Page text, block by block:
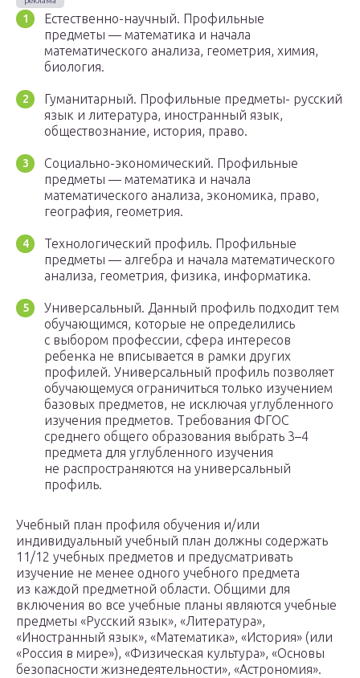
Естественно-научный. Профильные
предметы — математика и начала
математического анализа, геометрия, химия,
биология.
Гуманитарный. Профильные предметы- русский
язык и литература, иностранный язык,
обществознание, история, право.
Социально-экономический. Профильные
предметы — математика и начала
математического анализа, экономика, право,
география, геометрия.
Технологический профиль. Профильные
предметы — алгебра и начала математического
анализа, геометрия, физика, информатика.
Универсальный. Данный профиль подходит тем
обучающимся, которые не определились
с выбором профессии, сфера интересов
ребенка не вписывается в рамки других
профилей. Универсальный профиль позволяет
обучающемуся ограничиться только изучением
базовых предметов, не исключая углубленного
изучения предметов. Требования ФГОС
среднего общего образования выбрать 3–4
предмета для углубленного изучения
не распространяются на универсальный
профиль.
Учебный план профиля обучения и/или
индивидуальный учебный план должны содержать
11/12 учебных предметов и предусматривать
изучение не менее одного учебного предмета
из каждой предметной области. Общими для
включения во все учебные планы являются учебные
предметы «Русский язык», «Литература»,
«Иностранный язык», «Математика», «История» (или
«Россия в мире»), «Физическая культура», «Основы
безопасности жизнедеятельности», «Астрономия».